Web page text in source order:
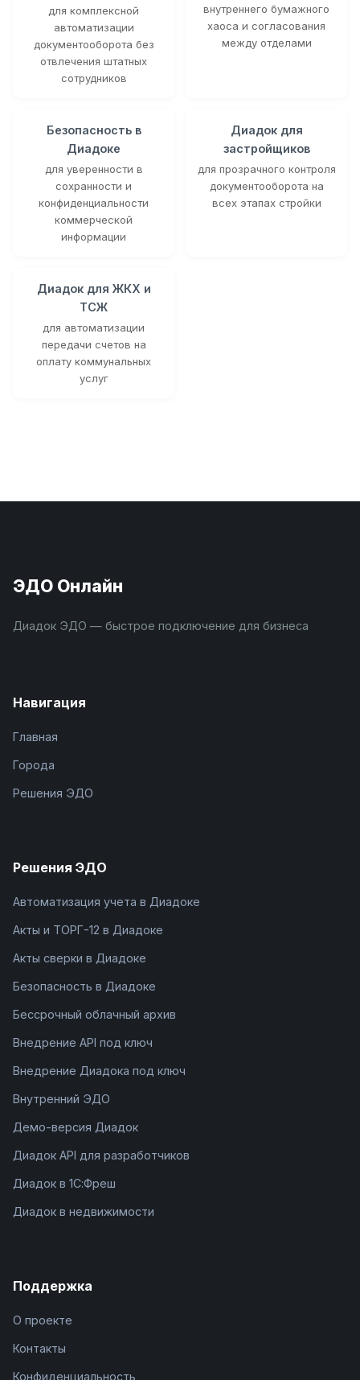
для комплексной
автоматизации
документооборота без
отвлечения штатных
сотрудников
внутреннего бумажного
хаоса и согласования
между отделами
Безопасность в
Диадоке
для уверенности в
сохранности и
конфиденциальности
коммерческой
информации
Диадок для
застройщиков
для прозрачного контроля
документооборота на
всех этапах стройки
Диадок для ЖКХ и
ТСЖ
для автоматизации
передачи счетов на
оплату коммунальных
услуг
ЭДО Онлайн
Диадок ЭДО — быстрое подключение для бизнеса
Навигация
Главная
Города
Решения ЭДО
Решения ЭДО
Автоматизация учета в Диадоке
Акты и ТОРГ-12 в Диадоке
Акты сверки в Диадоке
Безопасность в Диадоке
Бессрочный облачный архив
Внедрение API под ключ
Внедрение Диадока под ключ
Внутренний ЭДО
Демо-версия Диадок
Диадок API для разработчиков
Диадок в 1С:Фреш
Диадок в недвижимости
Поддержка
О проекте
Контакты
Конфиденциальность